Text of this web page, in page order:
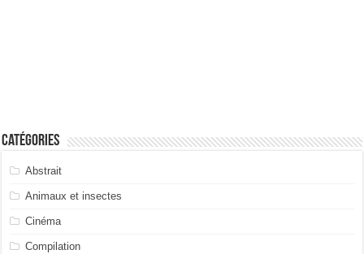
Catégories
Abstrait
Animaux et insectes
Cinéma
Compilation